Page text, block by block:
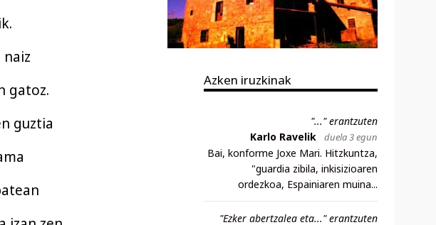
gatoz.
guztia
Azken iruzkinak
"..." erantzuten
Karlo Ravelik
duela 3 egun
Bai, konforme Joxe Mari. Hitzkuntza,
"guardia zibila, inkisizioaren
ordezkoa, Espainiaren muina...
"Ezker abertzalea eta..." erantzuten